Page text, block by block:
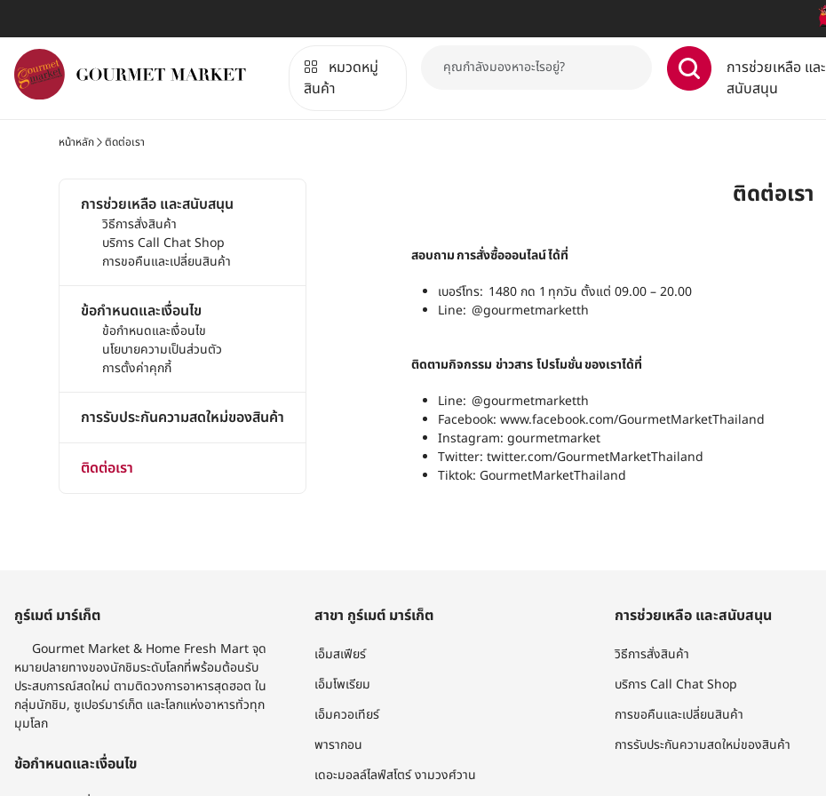
หมวดหมู่
สินค้า
การช่วยเหลือ และ
สนับสนุน
หน้าหลัก ติดต่อเรา
การช่วยเหลือ และสนับสนุน
วิธีการสั่งสินค้า
บริการ Call Chat Shop
การขอคืนและเปลี่ยนสินค้า
ข้อกำหนดและเงื่อนไข
ข้อกำหนดและเงื่อนไข
นโยบายความเป็นส่วนตัว
การตั้งค่าคุกกี้
การรับประกันความสดใหม่ของสินค้า
ติดต่อเรา
ติดต่อเรา
สอบถาม การสั่งซื้อออนไลน์ ได้ที่
เบอร์โทร: 1480 กด 1 ทุกวัน ตั้งแต่ 09.00 – 20.00
Line: @gourmetmarketth
ติดตามกิจกรรม ข่าวสาร โปรโมชั่น ของเราได้ที่
Line: @gourmetmarketth
Facebook: www.facebook.com/GourmetMarketThailand
Instagram: gourmetmarket
Twitter: twitter.com/GourmetMarketThailand
Tiktok: GourmetMarketThailand
กูร์เมต์ มาร์เก็ต
Gourmet Market & Home Fresh Mart จุด
หมายปลายทางของนักชิมระดับโลกที่พร้อมต้อนรับ
ประสบการณ์สดใหม่ ตามติดวงการอาหารสุดฮอต ใน
กลุ่มนักชิม, ซูเปอร์มาร์เก็ต และโลกแห่งอาหารทั่วทุก
มุมโลก​
ข้อกำหนดและเงื่อนไข
สาขา กูร์เมต์ มาร์เก็ต
เอ็มสเฟียร์
เอ็มโพเรียม
เอ็มควอเทียร์
พารากอน
เดอะมอลล์ไลฟ์สโตร์ งามวงศ์วาน
การช่วยเหลือ และสนับสนุน
วิธีการสั่งสินค้า
บริการ Call Chat Shop
การขอคืนและเปลี่ยนสินค้า
การรับประกันความสดใหม่ของสินค้า